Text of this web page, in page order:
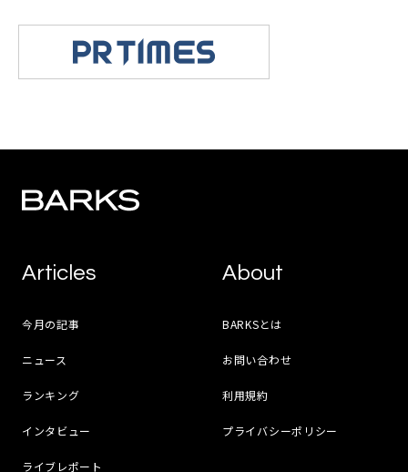
Articles
今月の記事
ニュース
ランキング
インタビュー
ライブレポート
About
BARKSとは
お問い合わせ
利用規約
プライバシーポリシー